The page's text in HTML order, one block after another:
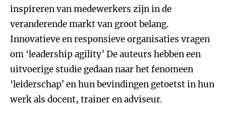
inspireren van medewerkers zijn in de
veranderende markt van groot belang.
Innovatieve en responsieve organisaties vragen
om ‘leadership agility’ De auteurs hebben een
uitvoerige studie gedaan naar het fenomeen
‘leiderschap’ en hun bevindingen getoetst in hun
werk als docent, trainer en adviseur.